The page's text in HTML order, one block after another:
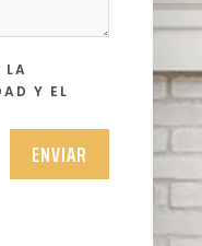
LA
Y EL
ENVIAR